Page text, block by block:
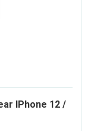
IPhone 12 /